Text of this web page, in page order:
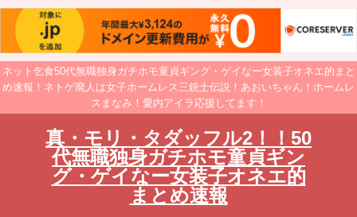
ネット乞食50代無職独身ガチホモ童貞ギング・ゲイなー女装子オネエ的まと
め速報！ネトゲ廃人は女子ホームレス三銃士伝説！あおいちゃん！ホームレ
スまなみ！愛内アイラ応援してます！
真・モリ・タダッフル2！！50
代無職独身ガチホモ童貞ギン
グ・ゲイなー女装子オネエ的
まとめ速報